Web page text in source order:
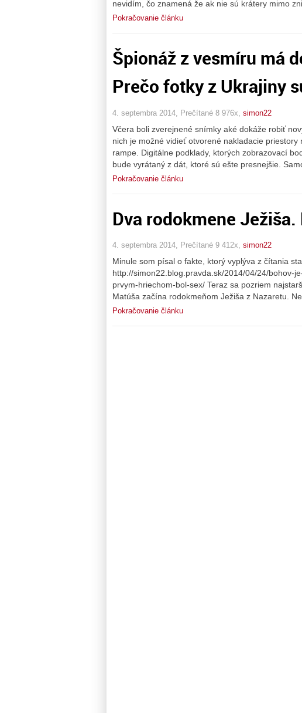
nevidím, čo znamená že ak nie sú krátery mimo
Pokračovanie článku
Špionáž z vesmíru má
Prečo fotky z Ukrajiny
4. septembra 2014, Prečítané 8 976x, simon22
Včera boli zverejnené snímky aké dokáže robiť
nich je možné vidieť otvorené nakladacie
rampe. Digitálne podklady, ktorých zobrazovací
bude vyrátaný z dát, ktoré sú ešte presnejšie.
Pokračovanie článku
Dva rodokmene
4. septembra 2014, Prečítané 9 412x, simon22
Minule som písal o fakte, ktorý vyplýva z čítania
http://simon22.blog.pravda.sk/2014/04/24/bohov-
prvym-hriechom-bol-sex/ Teraz sa pozriem
Matúša začína rodokmeňom Ježiša z Nazaretu.
Pokračovanie článku